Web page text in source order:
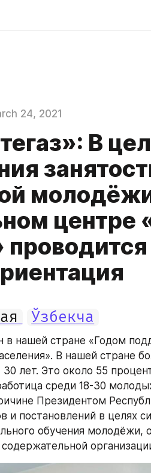
24, 2021
В
центре
Ўзбекча
в нашей стране «Годом
В нашей стране
лет. Это около 55
среди 18-30
Президентом
и постановлений в целях
обучения молодёжи,